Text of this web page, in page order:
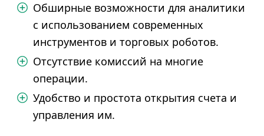
Обширные возможности для аналитики
с использованием современных
инструментов и торговых роботов.
Отсутствие комиссий на многие
операции.
Удобство и простота открытия счета и
управления им.